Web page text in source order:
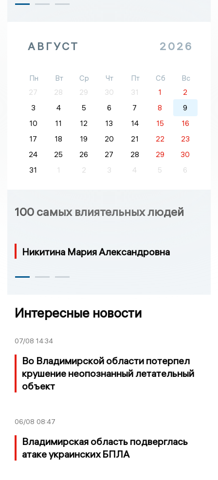
АВГУСТ 2026
Пн Вт Ср Чт Пт Сб
Вс
27
28 29 30 31 1
2
3
4 5 6 7 8
9
10
11 12 13 14 15
16
17
18 19 20 21 22
23
24
25 26 27 28 29
30
31
1 2 3 4 5 6
100 самых влиятельных людей
Никитина Мария Александровна
Интересные новости
07/08 14:34
Во Владимирской области потерпел
крушение неопознанный летательный
объект
06/08 08:47
Владимирская область подверглась
атаке украинских БПЛА